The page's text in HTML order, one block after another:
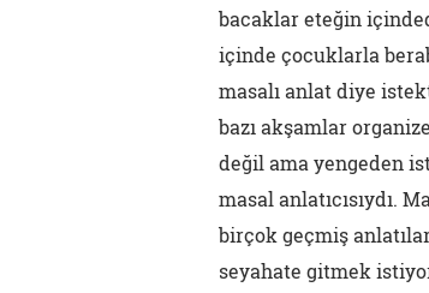
bacaklar eteğin
içinde çocuklarla
masalı anlat diye
bazı akşamlar
değil ama yengeden
masal anlatıcısıydı.
birçok geçmiş
seyahate gitmek